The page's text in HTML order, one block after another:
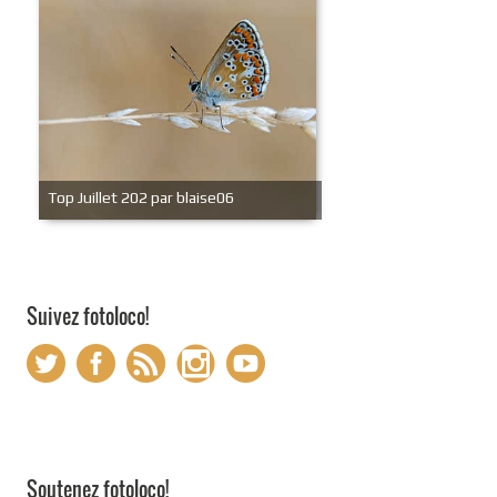
Top Juillet 202 par blaise06
Suivez fotoloco!
Soutenez fotoloco!